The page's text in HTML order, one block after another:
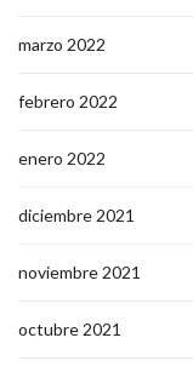
marzo 2022
febrero 2022
enero 2022
diciembre 2021
noviembre 2021
octubre 2021